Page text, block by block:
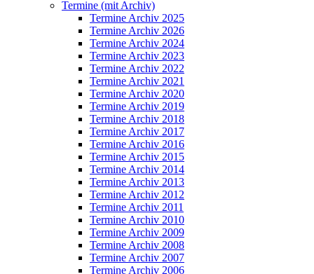
Termine (mit Archiv)
Termine Archiv 2025
Termine Archiv 2026
Termine Archiv 2024
Termine Archiv 2023
Termine Archiv 2022
Termine Archiv 2021
Termine Archiv 2020
Termine Archiv 2019
Termine Archiv 2018
Termine Archiv 2017
Termine Archiv 2016
Termine Archiv 2015
Termine Archiv 2014
Termine Archiv 2013
Termine Archiv 2012
Termine Archiv 2011
Termine Archiv 2010
Termine Archiv 2009
Termine Archiv 2008
Termine Archiv 2007
Termine Archiv 2006